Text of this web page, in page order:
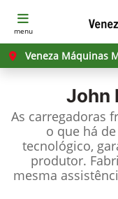
menu
Veneza Máquinas
John
As carregadoras
o que há
tecnológico,
produtor.
mesma